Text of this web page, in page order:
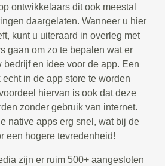
ontwikkelaars dit ook meestal
daargelaten. Wanneer u hier
kunt u uiteraard in overleg met
gaan om zo te bepalen wat er
bedrijf en idee voor de app. Een
in de app store te worden
hiervan is ook dat deze
zonder gebruik van internet.
native apps erg snel, wat bij de
een hogere tevredenheid!
zijn er ruim 500+ aangesloten